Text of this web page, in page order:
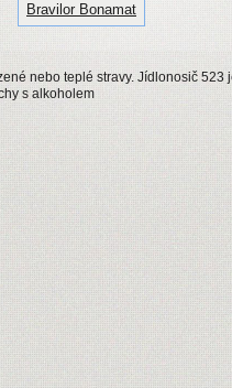
Bravilor Bonamat
nebo teplé stravy. Jídlonosič 523
s alkoholem